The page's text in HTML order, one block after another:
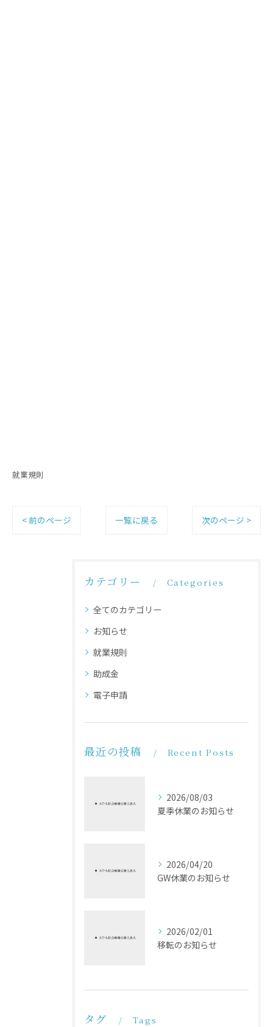
就業規則
< 前のページ 一覧に戻る 次のページ >
カテゴリー Categories
全てのカテゴリー
お知らせ
就業規則
助成金
電子申請
最近の投稿 Recent Posts
2026/08/03
夏季休業のお知らせ
2026/04/20
GW休業のお知らせ
2026/02/01
移転のお知らせ
タグ Tags